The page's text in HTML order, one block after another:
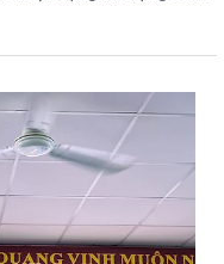
nên
2026?
hộ kinh doanh được nhiều
hoạt và thủ tục tương
hoạt động mở rộng cùng
và minh bạch tài chính
việc tiếp tục duy trì mô